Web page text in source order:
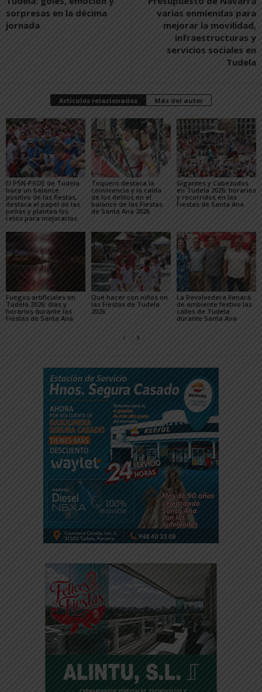
sorpresas en la décima
jornada
varias enmiendas para
mejorar la movilidad,
infraestructuras y
servicios sociales en
Tudela
Artículos relacionados Más del autor
El PSN-PSOE de Tudela
hace un balance
positivo de las fiestas,
destaca el papel de las
peñas y plantea los
retos para mejorarlas
Toquero destaca la
convivencia y la caída
de los delitos en el
balance de las Fiestas
de Santa Ana 2026
Gigantes y Cabezudos
en Tudela 2026: horarios
y recorridos en las
Fiestas de Santa Ana
Fuegos artificiales en
Tudela 2026: días y
horarios durante las
Fiestas de Santa Ana
Qué hacer con niños en
las Fiestas de Tudela
2026
La Revolvedera llenará
de ambiente festivo las
calles de Tudela
durante Santa Ana